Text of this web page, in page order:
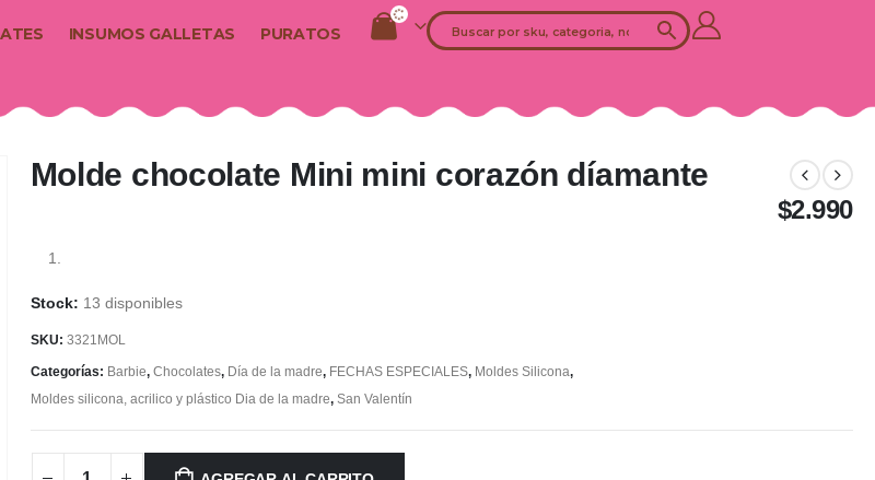
INSUMOS GALLETAS PURATOS
Molde chocolate Mini mini corazón díamante
$2.990
13 disponibles
SKU: 3321MOL
Categorías: Barbie, Chocolates, Día de la madre, FECHAS ESPECIALES, Moldes Silicona,
Moldes silicona, acrilico y plástico Dia de la madre, San Valentín